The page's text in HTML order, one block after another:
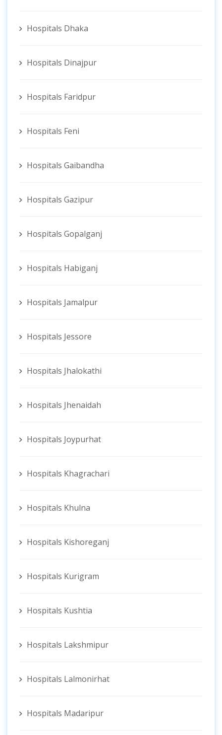
Hospitals Dhaka
Hospitals Dinajpur
Hospitals Faridpur
Hospitals Feni
Hospitals Gaibandha
Hospitals Gazipur
Hospitals Gopalganj
Hospitals Habiganj
Hospitals Jamalpur
Hospitals Jessore
Hospitals Jhalokathi
Hospitals Jhenaidah
Hospitals Joypurhat
Hospitals Khagrachari
Hospitals Khulna
Hospitals Kishoreganj
Hospitals Kurigram
Hospitals Kushtia
Hospitals Lakshmipur
Hospitals Lalmonirhat
Hospitals Madaripur